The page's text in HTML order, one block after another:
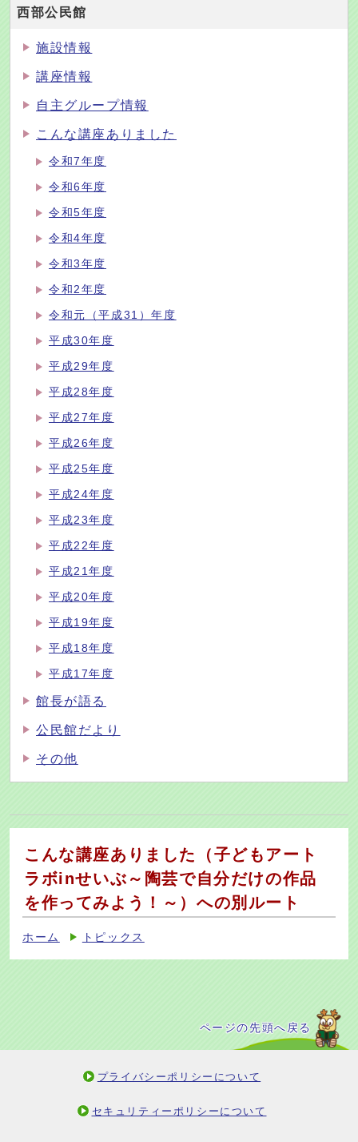
西部公民館
施設情報
講座情報
自主グループ情報
こんな講座ありました
令和7年度
令和6年度
令和5年度
令和4年度
令和3年度
令和2年度
令和元（平成31）年度
平成30年度
平成29年度
平成28年度
平成27年度
平成26年度
平成25年度
平成24年度
平成23年度
平成22年度
平成21年度
平成20年度
平成19年度
平成18年度
平成17年度
館長が語る
公民館だより
その他
こんな講座ありました（子どもアート
ラボinせいぶ～陶芸で自分だけの作品
を作ってみよう！～）への別ルート
ホーム トピックス
ページの先頭へ戻る
プライバシーポリシーについて
セキュリティーポリシーについて